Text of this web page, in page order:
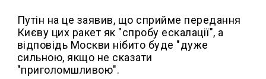
Путін на це заявив, що сприйме передання
Києву цих ракет як "спробу ескалації", а
відповідь Москви нібито буде "дуже
сильною, якщо не сказати
"приголомшливою".